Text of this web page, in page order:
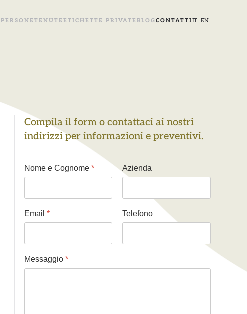
PERSONE TENUTE ETICHETTE PRIVATE BLOG CONTATTIIT EN
Compila il form o contattaci ai nostri
indirizzi per informazioni e preventivi.
Nome e Cognome * Azienda
Email * Telefono
Messaggio *